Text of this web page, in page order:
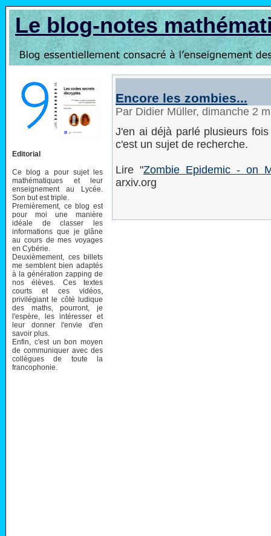
Le blog-notes
Editorial
Ce blog a pour sujet les
mathématiques et leur
enseignement au Lycée.
Son but est triple.
Premièrement, ce blog est
pour moi une manière
idéale de classer les
informations que je glâne
au cours de mes voyages
en Cybérie.
Deuxièmement, ces billets
me semblent bien adaptés
à la génération zapping de
nos élèves. Ces textes
courts et ces vidéos,
privilégiant le côté ludique
des maths, pourront, je
l'espère, les intéresser et
leur donner l'envie d'en
savoir plus.
Enfin, c'est un bon moyen
de communiquer avec des
collègues de toute la
francophonie.
Encore les zombies...
Par Didier Müller, dimanche 2
J'en ai déjà parlé plusieurs
c'est un sujet de recherche.
Lire "Zombie Epidemic - on
arxiv.org